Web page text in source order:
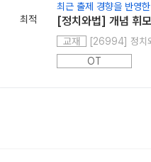
최적
최근 출제 경향을 반영
[정치와법] 개념 휘
교재
[26994] 정치
OT